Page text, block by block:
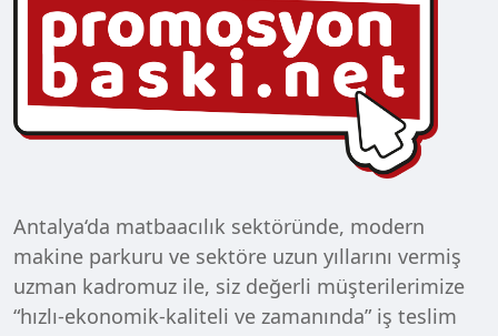
Antalya‘da matbaacılık sektöründe, modern
makine parkuru ve sektöre uzun yıllarını vermiş
uzman kadromuz ile, siz değerli müşterilerimize
“hızlı-ekonomik-kaliteli ve zamanında” iş teslim